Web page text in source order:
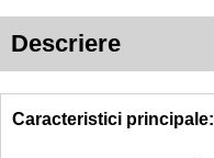
Descriere
Caracteristici principale: